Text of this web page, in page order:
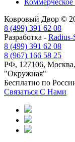
Ковровый Двор ©
8 (499) 391 62 08
Разработка - Radius-
8 (499) 391 62 08
8 (967) 166 58 25
РФ, 127106,
"Окружная"
Бесплатно по
Связаться С Нами